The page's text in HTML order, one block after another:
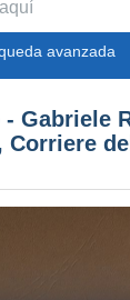
avanzada
Gabriele
Corriere